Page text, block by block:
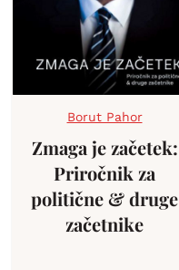
Borut Pahor
Zmaga je začetek:
Priročnik za
politične & druge
začetnike